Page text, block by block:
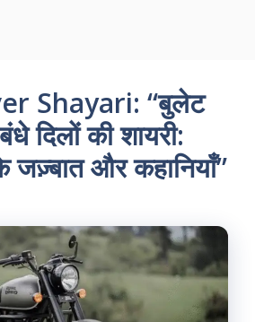
Shayari: “बुलेट
दिलों की शायरी:
और कहानियाँ”